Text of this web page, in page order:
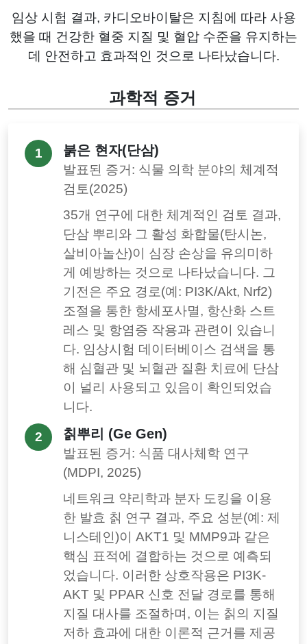
임상 시험 결과, 카디오바이탈은 지침에 따라 사용
했을 때 건강한 혈중 지질 및 혈압 수준을 유지하는
데 안전하고 효과적인 것으로 나타났습니다.
과학적 증거
1 붉은 현자(단삼)
발표된 증거: 식물 의학 분야의 체계적
검토(2025)
35개 연구에 대한 체계적인 검토 결과,
단삼 뿌리와 그 활성 화합물(탄시논,
살비아놀산)이 심장 손상을 유의미하
게 예방하는 것으로 나타났습니다. 그
기전은 주요 경로(예: PI3K/Akt, Nrf2)
조절을 통한 항세포사멸, 항산화 스트
레스 및 항염증 작용과 관련이 있습니
다. 임상시험 데이터베이스 검색을 통
해 심혈관 및 뇌혈관 질환 치료에 단삼
이 널리 사용되고 있음이 확인되었습
니다.
2 칡뿌리 (Ge Gen)
발표된 증거: 식품 대사체학 연구
(MDPI, 2025)
네트워크 약리학과 분자 도킹을 이용
한 발효 칡 연구 결과, 주요 성분(예: 제
니스테인)이 AKT1 및 MMP9과 같은
핵심 표적에 결합하는 것으로 예측되
었습니다. 이러한 상호작용은 PI3K-
AKT 및 PPAR 신호 전달 경로를 통해
지질 대사를 조절하며, 이는 칡의 지질
저하 효과에 대한 이론적 근거를 제공